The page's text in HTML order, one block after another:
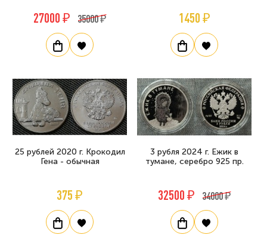
27000 ₽ 35000 ₽ 1450 ₽
25 рублей 2020 г. Крокодил
Гена - обычная
375 ₽
3 рубля 2024 г. Ежик в
тумане, серебро 925 пр.
32500 ₽ 34000 ₽